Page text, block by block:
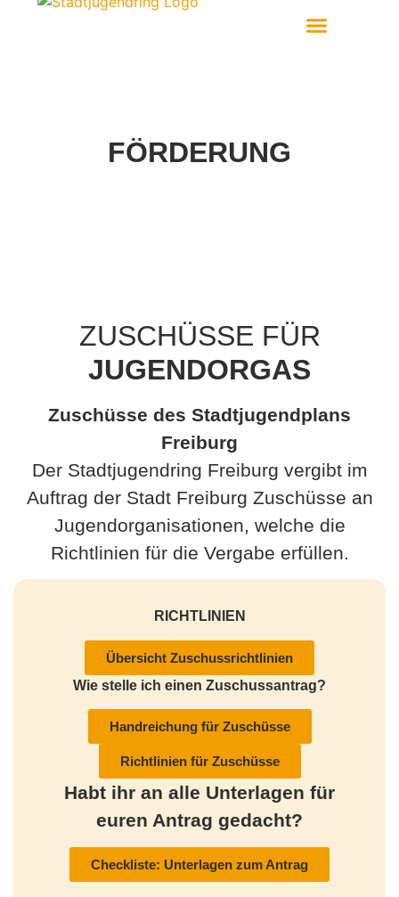
FÖRDERUNG
ZUSCHÜSSE FÜR
JUGENDORGAS
Zuschüsse des Stadtjugendplans
Freiburg
Der Stadtjugendring Freiburg vergibt im
Auftrag der Stadt Freiburg Zuschüsse an
Jugendorganisationen, welche die
Richtlinien für die Vergabe erfüllen.
RICHTLINIEN
Übersicht Zuschussrichtlinien
Wie stelle ich einen Zuschussantrag?
Handreichung für Zuschüsse
Richtlinien für Zuschüsse
Habt ihr an alle Unterlagen für
euren Antrag gedacht?
Checkliste: Unterlagen zum Antrag